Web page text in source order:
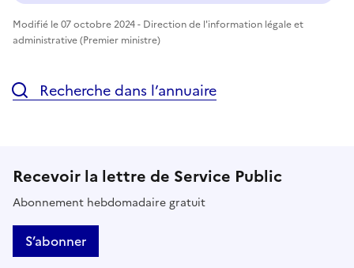
Modifié le 07 octobre 2024 - Direction de l'information légale et
administrative (Premier ministre)
Recherche dans l’annuaire
Recevoir la lettre de Service Public
Abonnement hebdomadaire gratuit
S’abonner